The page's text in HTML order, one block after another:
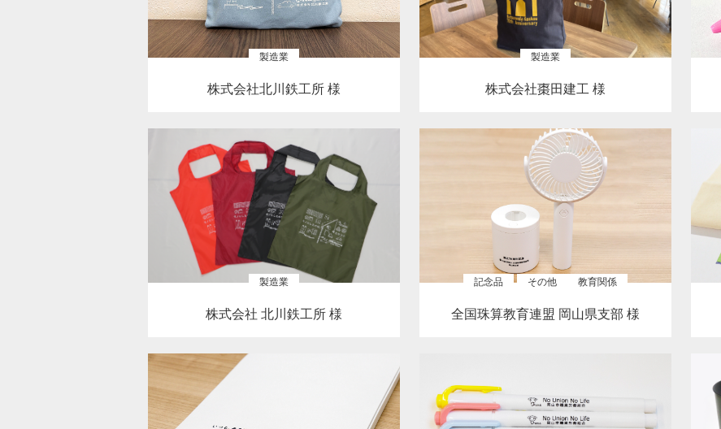
製造業
株式会社北川鉄工所 様
製造業
株式会社棗田建工 様
製造業
株式会社 北川鉄工所 様
記念品 その他 教育関係
全国珠算教育連盟 岡山県支部 様